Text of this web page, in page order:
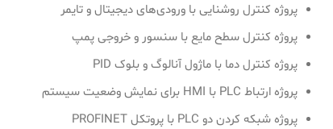
پروژه کنترل روشنایی با ورودی‌های دیجیتال و تایمر
پروژه کنترل سطح مایع با سنسور و خروجی پمپ
پروژه کنترل دما با ماژول آنالوگ و بلوک PID
پروژه ارتباط PLC با HMI برای نمایش وضعیت سیستم
پروژه شبکه کردن دو PLC با پروتکل PROFINET